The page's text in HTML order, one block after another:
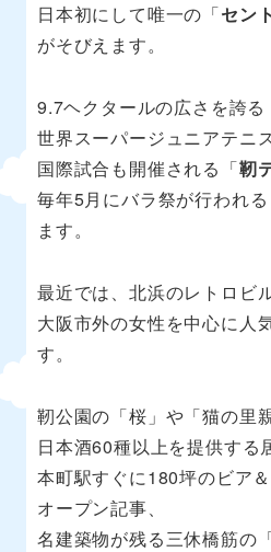
日本初にして唯一の「セン
がそびえます。
9.7ヘクタールの広さを誇る
世界スーパージュニアテニ
国際試合も開催される「靭
毎年5月にバラ祭が行われ
ます。
最近では、北浜のレトロビ
大阪市外の女性を中心に人
す。
靭公園の「桜」や「猫の里
日本酒60種以上を提供する
本町駅すぐに180坪のビア
オープン記事、
名建築物が残る三休橋筋の